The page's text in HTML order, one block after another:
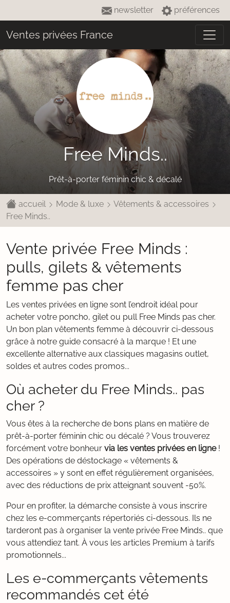
newsletter préférences
Ventes privées France
Free Minds..
Prêt-à-porter féminin chic & décalé
accueil Mode & luxe
Vêtements & accessoires
Free Minds..
Vente privée Free Minds :
pulls, gilets & vêtements
femme pas cher
Les ventes privées en ligne sont l’endroit idéal pour
acheter votre poncho, gilet ou pull Free Minds pas cher.
Un bon plan vêtements femme à découvrir ci-dessous
grâce à notre guide consacré à la marque ! Et une
excellente alternative aux classiques magasins outlet,
soldes et autres codes promos...
Où acheter du Free Minds.. pas
cher ?
Vous êtes à la recherche de bons plans en matière de
prêt-à-porter féminin chic ou décalé ? Vous trouverez
forcément votre bonheur via les ventes privées en ligne!
Des opérations de déstockage « vêtements &
accessoires » y sont en effet régulièrement organisées,
avec des réductions de prix atteignant souvent -50%.
Pour en profiter, la démarche consiste à vous inscrire
chez les e-commerçants répertoriés ci-dessous. Ils ne
tarderont pas à organiser la vente privée Free Minds.. que
vous attendiez tant. À vous les articles Premium à tarifs
promotionnels...
Les e-commerçants vêtements
recommandés cet été